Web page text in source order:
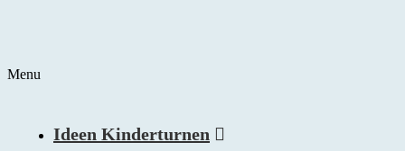
Menu
Ideen Kinderturnen